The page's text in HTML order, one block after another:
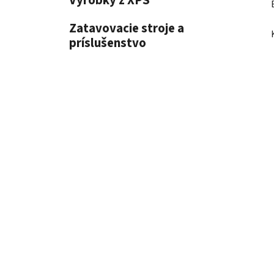
Zatavovacie stroje a
príslušenstvo